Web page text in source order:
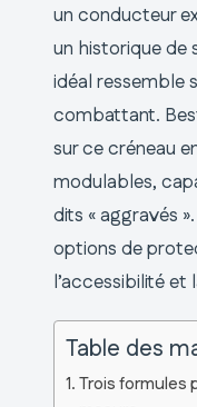
un conducteur
un historique de
idéal ressemble
combattant.
sur ce créneau
modulables,
dits « aggravés
options de
l’accessibilité
Table des
Trois formules